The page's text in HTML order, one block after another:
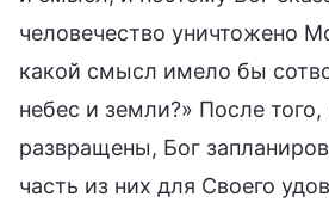
человечество уничтожено
какой смысл имело бы
небес и земли?» После
развращены, Бог
часть из них для Своего